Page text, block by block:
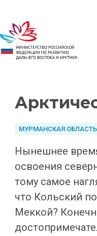
МУРМАНСКАЯ ОБЛАСТЬ
Нынешнее
освоения
тому самое
что Кольский
Меккой?